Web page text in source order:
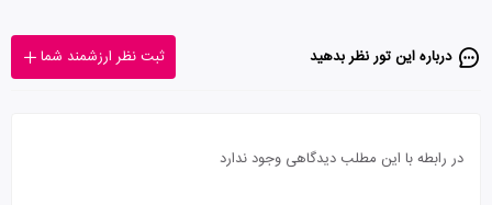
درباره این تور‌ نظر بدهید ثبت نظر ارزشمند شما
در رابطه با این مطلب دیدگاهی وجود ندارد